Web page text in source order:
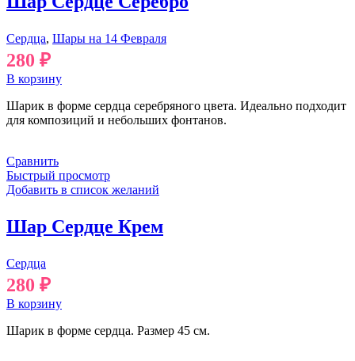
Сердца, Шары на 14 Февраля
280 ₽
В корзину
Шарик в форме сердца серебряного цвета. Идеально подходит
для композиций и небольших фонтанов.
Сравнить
Быстрый просмотр
Добавить в список желаний
Шар Сердце Крем
Сердца
280 ₽
В корзину
Шарик в форме сердца. Размер 45 см.